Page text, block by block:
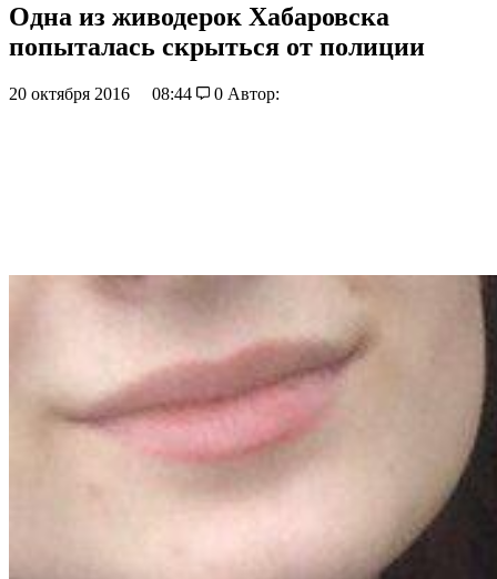
Одна из живодерок Хабаровска
попыталась скрыться от полиции
20 октября 2016 08:44 0 Автор: